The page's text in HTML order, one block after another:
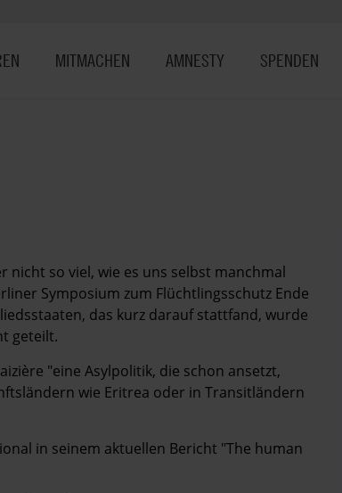
MITMACHEN AMNESTY SPENDEN
nicht so viel, wie es uns selbst manchmal
Symposium zum Flüchtlingsschutz Ende
das kurz darauf stattfand, wurde
geteilt.
"eine Asylpolitik, die schon ansetzt,
wie Eritrea oder in Transitländern
in seinem aktuellen Bericht "The human